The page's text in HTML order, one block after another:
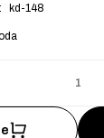
kd-148